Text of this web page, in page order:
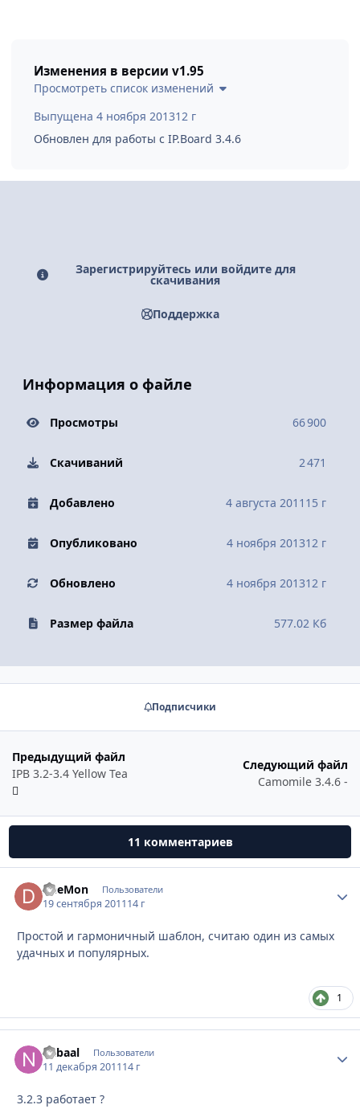
Изменения в версии v1.95
Просмотреть список изменений
Выпущена 4 ноября 201312 г
Обновлен для работы с IP.Board 3.4.6
Зарегистрируйтесь или войдите для
скачивания
Поддержка
Информация о файле
Просмотры 66 900
Скачиваний 2 471
Добавлено 4 августа 2011 15 г
Опубликовано 4 ноября 201312 г
Обновлено 4 ноября 201312 г
Размер файла 577.02 Кб
Подписчики
Предыдущий файл
IPB 3.2-3.4 Yellow Tea
Следующий файл
Camomile 3.4.6 -
11 комментариев
DeeMon Пользователи
19 сентября 201114 г
Простой и гармоничный шаблон, считаю один из самых
удачных и популярных.
1
nabaal Пользователи
11 декабря 201114 г
3.2.3 работает ?